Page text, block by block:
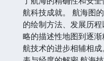
航科技成就。 航海图
的绘制方法、发展历
略的描述性地图到逐
航技术的进步相辅相